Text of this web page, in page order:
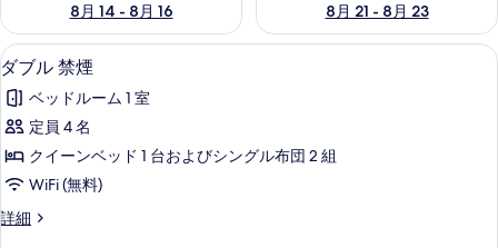
8月 14 - 8月 16
8月 21 - 8月 23
ダ
ブ
ル
禁
煙
す
ダブル 禁煙 | 高級寝具、デスク、ア
17
ダブル 禁煙
ベッドルーム 1 室
定員 4 名
クイーンベッド 1 台およびシングル布団 2 組
WiFi (無料)
詳細
ダ